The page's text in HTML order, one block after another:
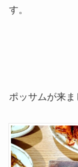
す。
ポッサムが来ま